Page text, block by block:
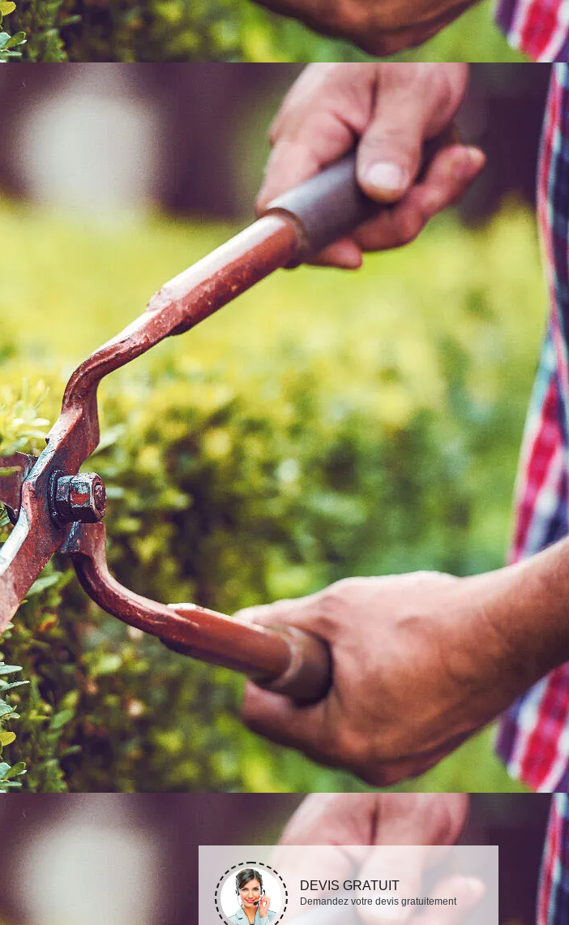
DEVIS GRATUIT
Demandez votre devis gratuitement